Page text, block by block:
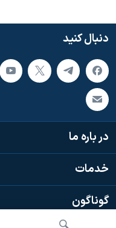
دنبال کنید
در باره ما
خدمات
گوناگون